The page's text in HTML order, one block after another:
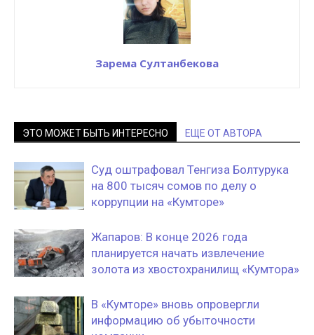
Зарема Султанбекова
ЭТО МОЖЕТ БЫТЬ ИНТЕРЕСНО ЕЩЕ ОТ АВТОРА
Суд оштрафовал Тенгиза Болтурука
на 800 тысяч сомов по делу о
коррупции на «Кумторе»
Жапаров: В конце 2026 года
планируется начать извлечение
золота из хвостохранилищ «Кумтора»
В «Кумторе» вновь опровергли
информацию об убыточности